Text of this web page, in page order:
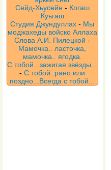
Сейд-Хьусейн - Когаш
Куьгаш
Студия Джундуллах - Мы
моджахеды войско Аллаха
Слова А.И. Пилецкой -
Мамочка.. ласточка,
мамочка.. ягодка.
С тобой...зажигая звёзды...
-С тобой..рано или
поздно...Всегда с тобой...